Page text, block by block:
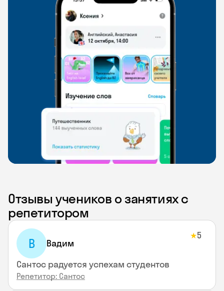
Отзывы учеников о занятиях с
репетитором
В Вадим
★5
Сантос радуется успехам студентов
Репетитор: Сантос